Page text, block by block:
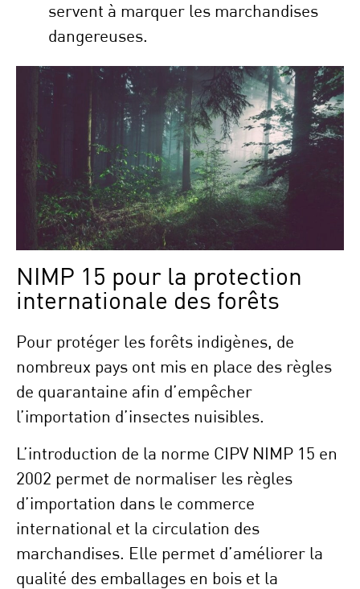
servent à marquer les marchandises
dangereuses.
NIMP 15 pour la protection
internationale des forêts
Pour protéger les forêts indigènes, de
nombreux pays ont mis en place des règles
de quarantaine afin d’empêcher
l’importation d’insectes nuisibles.
L’introduction de la norme CIPV NIMP 15 en
2002 permet de normaliser les règles
d’importation dans le commerce
international et la circulation des
marchandises. Elle permet d’améliorer la
qualité des emballages en bois et la